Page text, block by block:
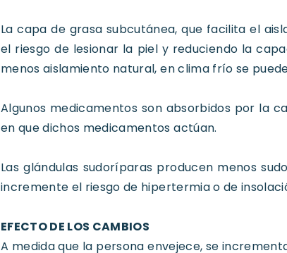
La capa de grasa subcutánea, que facilita el
el riesgo de lesionar la piel y reduciendo la
menos aislamiento natural, en clima frío se
Algunos medicamentos son absorbidos por la
en que dichos medicamentos actúan.
Las glándulas sudoríparas producen menos
incremente el riesgo de hipertermia o de
EFECTO DE LOS CAMBIOS
A medida que la persona envejece, se